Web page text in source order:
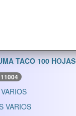
TACO 100 HOJAS
VARIOS